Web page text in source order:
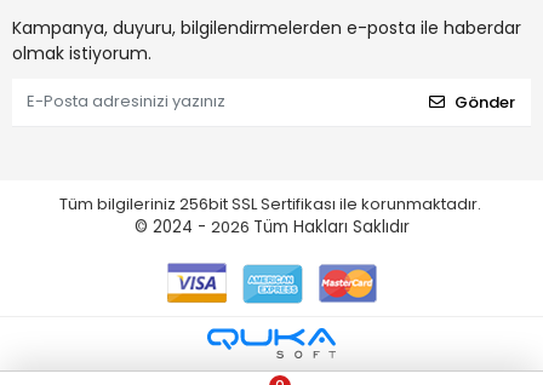
Kampanya, duyuru, bilgilendirmelerden e-posta ile haberdar
olmak istiyorum.
Gönder
Tüm bilgileriniz 256bit SSL Sertifikası ile korunmaktadır.
© 2024 - 2026 Tüm Hakları Saklıdır